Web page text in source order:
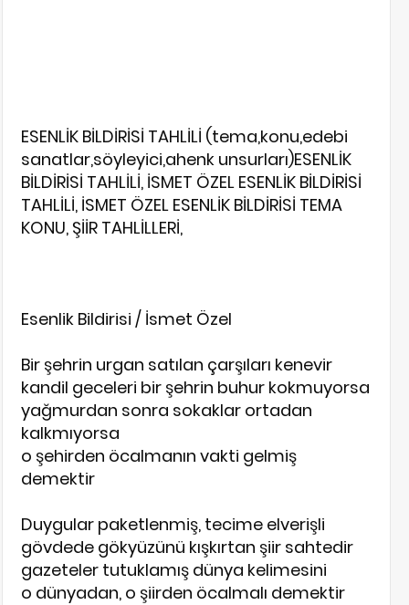
ESENLİK BİLDİRİSİ TAHLİLİ (tema,konu,edebi
sanatlar,söyleyici,ahenk unsurları)ESENLİK
BİLDİRİSİ TAHLİLİ, İSMET ÖZEL ESENLİK BİLDİRİSİ
TAHLİLİ, İSMET ÖZEL ESENLİK BİLDİRİSİ TEMA
KONU, ŞİİR TAHLİLLERİ,
Esenlik Bildirisi / İsmet Özel
Bir şehrin urgan satılan çarşıları kenevir
kandil geceleri bir şehrin buhur kokmuyorsa
yağmurdan sonra sokaklar ortadan
kalkmıyorsa
o şehirden öcalmanın vakti gelmiş
demektir
Duygular paketlenmiş, tecime elverişli
gövdede gökyüzünü kışkırtan şiir sahtedir
gazeteler tutuklamış dünya kelimesini
o dünyadan, o şiirden öcalmalı demektir